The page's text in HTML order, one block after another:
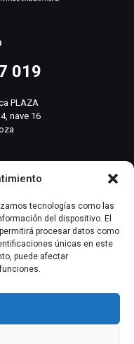
tecnologías como las
del dispositivo. El
procesar datos como
únicas en este
puede afectar
019
PLAZA
nave 16